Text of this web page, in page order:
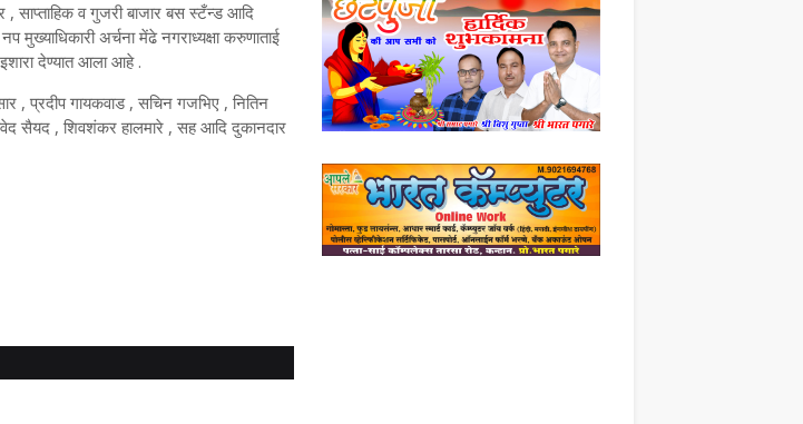
, साप्ताहिक व गुजरी बाजार बस स्टँन्ड आदि
मुख्याधिकारी अर्चना मेंढे नगराध्यक्षा करुणाताई
देण्यात आला आहे .
, प्रदीप गायकवाड , सचिन गजभिए , नितिन
सैयद , शिवशंकर हालमारे , सह आदि दुकानदार